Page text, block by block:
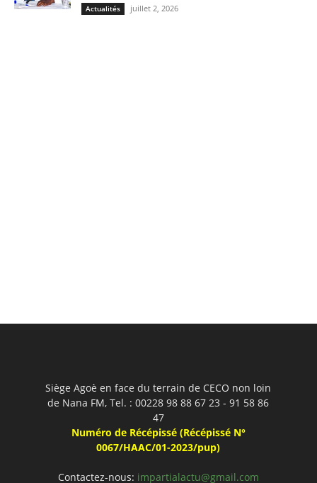
Actualités juillet 2, 2026
Siège Agoè en face du terrain de CECO non loin
de Nana FM, Tel. : 00228 98 88 67 23 - 91 58 86
47
Numéro de Récépissé (Récépissé N°
0067/HAAC/01-2023/pup)
Contactez-nous: impartialactu@gmail.com